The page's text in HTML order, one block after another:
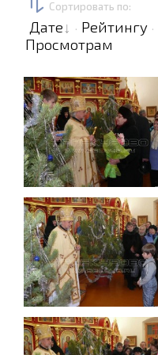
Сортировать по:
Дате · Рейтингу ·
Просмотрам